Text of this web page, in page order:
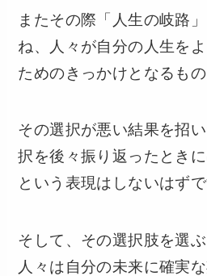
またその際「人生の岐路
ね、人々が自分の人生を
ためのきっかけとなるも
その選択が悪い結果を招
択を後々振り返ったときに
という表現はしないはずで
そして、その選択肢を選ぶ
人々は自分の未来に確実